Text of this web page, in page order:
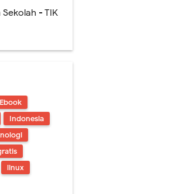
- TIK
Ebook
Indonesia
linux